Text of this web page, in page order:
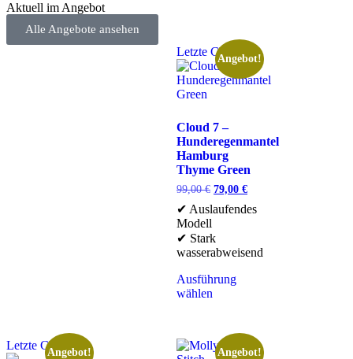
Aktuell im Angebot
Alle Angebote ansehen
Letzte Chance
Angebot!
Cloud 7 –
Hunderegenmantel
Hamburg
Thyme Green
99,00€ 79,00 €
✔ Auslaufendes
Modell
✔ Stark
wasserabweisend
Ausführung
wählen
Letzte Chance
Angebot! Angebot!